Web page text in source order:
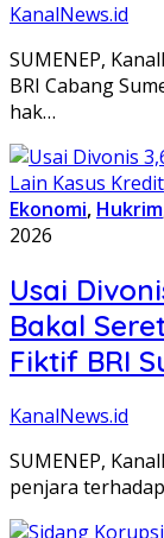
KanalNews.id
SUMENEP,
BRI Cabang
hak…
Ekonomi, Hukrim
2026
Usai
Bakal
Fiktif BRI
KanalNews.id
SUMENEP,
penjara